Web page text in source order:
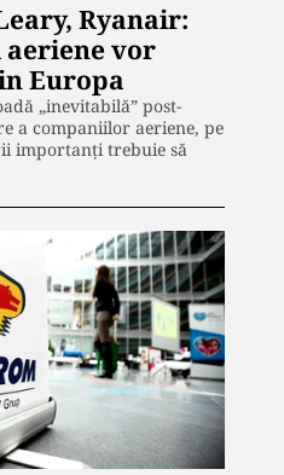
Ryanair:
vor
Europa
„inevitabilă” post-
a companiilor aeriene, pe
importanți trebuie să